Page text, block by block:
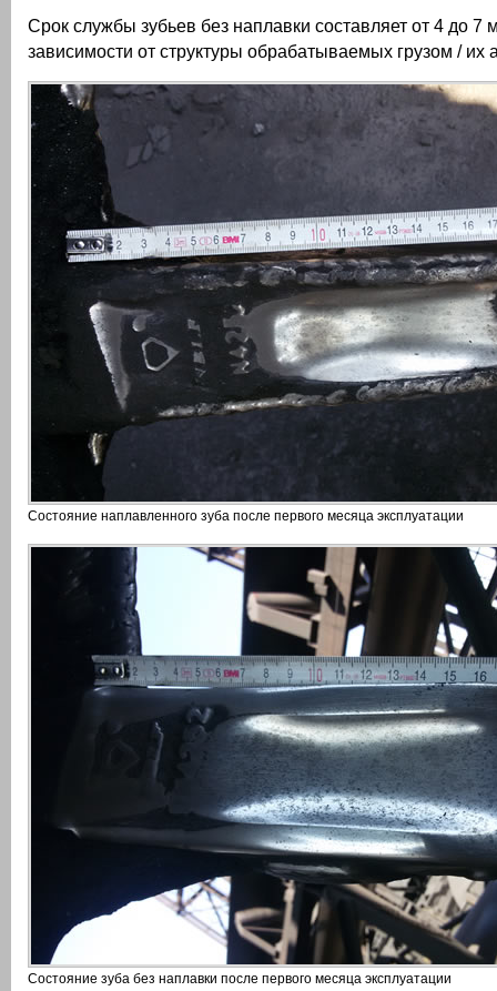
Срок службы зубьев без наплавки составляет от 4 до 7
зависимости от структуры обрабатываемых грузом / их
Состояние наплавленного зуба после первого месяца эксплуатации
Состояние зуба без наплавки после первого месяца эксплуатации